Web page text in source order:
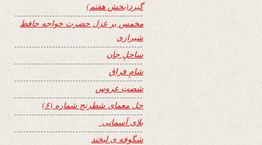
گیرد(بخش هفتم)
مخمس بر غزل حضرت خواجه حافظ
شیرازی
ساحلِ جان
شامِ فراق
شصتِ عروس
حل معمای شطرنج شماره (۶)
بلای آسمانی
شگوفه ى لبخند